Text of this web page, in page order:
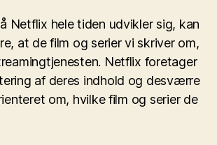
Netflix hele tiden udvikler sig, kan
at de film og serier vi skriver om,
Netflix foretager
af deres indhold og desværre
om, hvilke film og serier de